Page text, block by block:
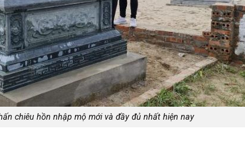
chiêu hồn nhập mộ mới và đầy đủ nhất hiện nay